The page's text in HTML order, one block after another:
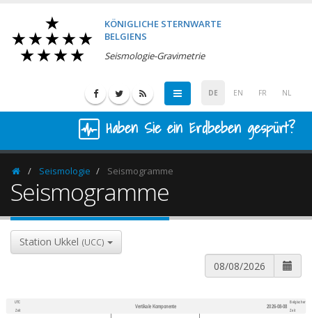
KÖNIGLICHE STERNWARTE
BELGIENS
Seismologie-Gravimetrie
DE EN FR NL
Haben Sie ein Erdbeben gespürt?
HomepageSeismologie Seismogramme
Seismogramme
Station Ukkel (UCC)
UTC
Zeit
Vertikale Komponente 2026-08-08
Belgischer
Zeit